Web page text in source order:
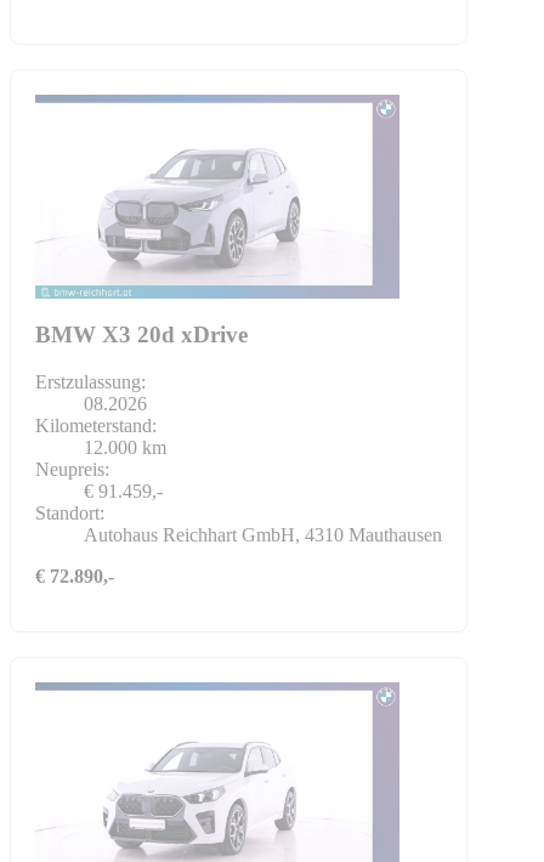
BMW X3 20d xDrive
Erstzulassung:
08.2026
Kilometerstand:
12.000 km
Neupreis:
€ 91.459,-
Standort:
Autohaus Reichhart GmbH, 4310 Mauthausen
€ 72.890,-